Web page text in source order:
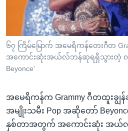
စာမျက်နှာ
ကြည့်
ရန်
ရှာဖွေ
နေရာ
သို့
ကျော်
ဗွီအိုအေ လူမှုကွန်ယက်များ
ဘာသာစကားများ
၆၇ ကြိမ်မြောက် အမေရိကန်တေးဂီတ
အကောင်းဆုံးအယ်လ်ဘန်ဆုရရှိသွားတဲ့
Beyonce'
အမေရိကန်က Grammy ဂီတထူးချွန်
အမျိုးသမီး Pop အဆိုတော်
နှစ်တာအတွက် အကောင်းဆုံး အယ်